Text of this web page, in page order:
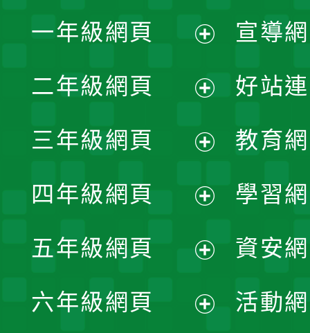
一年級網頁
開
選
單
二年級網頁
開
選
單
三年級網頁
開
選
單
四年級網頁
開
選
五年級網頁
開
六年級網頁
宣導
好站
教育
學習
資安
活動